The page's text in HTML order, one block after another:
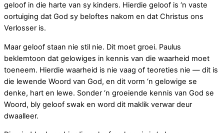
geloof in die harte van sy kinders. Hierdie geloof is ‘n vaste
oortuiging dat God sy beloftes nakom en dat Christus ons
Verlosser is.
Maar geloof staan nie stil nie. Dit moet groei. Paulus
beklemtoon dat gelowiges in kennis van die waarheid moet
toeneem. Hierdie waarheid is nie vaag of teoreties nie — dit is
die lewende Woord van God, en dit vorm ‘n gelowige se
denke, hart en lewe. Sonder ‘n groeiende kennis van God se
Woord, bly geloof swak en word dit maklik verwar deur
dwaalleer.